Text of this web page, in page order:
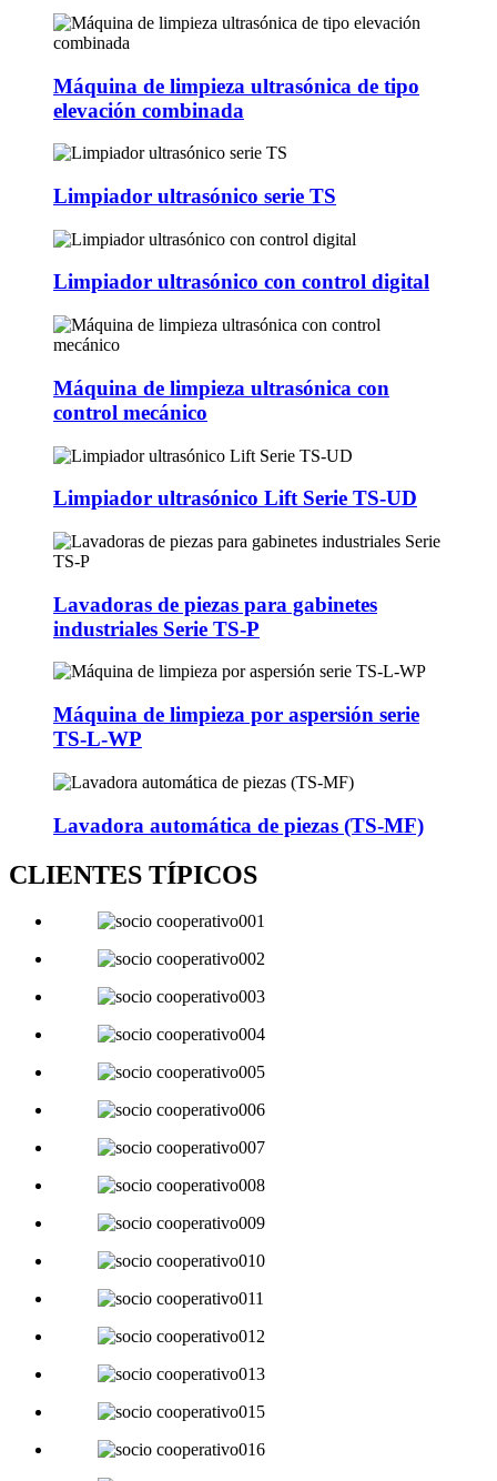
Máquina de limpieza ultrasónica de tipo
elevación combinada
Limpiador ultrasónico serie TS
Limpiador ultrasónico con control digital
Máquina de limpieza ultrasónica con
control mecánico
Limpiador ultrasónico Lift Serie TS-UD
Lavadoras de piezas para gabinetes
industriales Serie TS-P
Máquina de limpieza por aspersión serie
TS-L-WP
Lavadora automática de piezas (TS-MF)
CLIENTES TÍPICOS